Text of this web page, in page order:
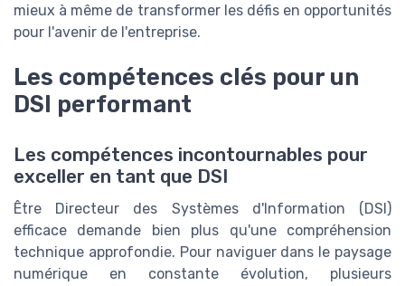
mieux à même de transformer les défis en opportunités
pour l'avenir de l'entreprise.
Les compétences clés pour un
DSI performant
Les compétences incontournables pour
exceller en tant que DSI
Être Directeur des Systèmes d'Information (DSI)
efficace demande bien plus qu'une compréhension
technique approfondie. Pour naviguer dans le paysage
numérique en constante évolution, plusieurs